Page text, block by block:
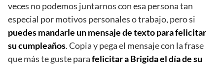
veces no podemos juntarnos con esa persona tan
especial por motivos personales o trabajo, pero si
puedes mandarle un mensaje de texto para felicitar
su cumpleaños. Copia y pega el mensaje con la frase
que más te guste parafelicitar a Brigida el día de su